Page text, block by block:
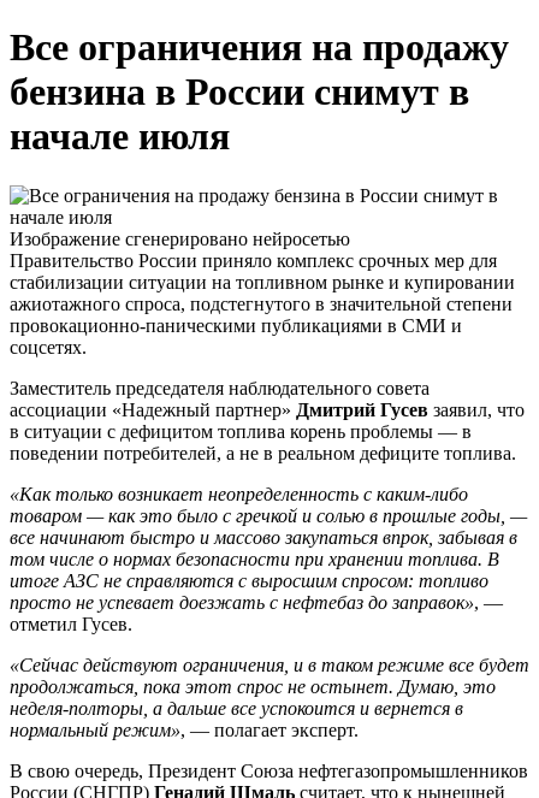
Все ограничения на продажу
бензина в России снимут в
начале июля
Изображение сгенерировано нейросетью
Правительство России приняло комплекс срочных мер для
стабилизации ситуации на топливном рынке и купировании
ажиотажного спроса, подстегнутого в значительной степени
провокационно-паническими публикациями в СМИ и
соцсетях.
Заместитель председателя наблюдательного совета
ассоциации «Надежный партнер» Дмитрий Гусев заявил, что
в ситуации с дефицитом топлива корень проблемы — в
поведении потребителей, а не в реальном дефиците топлива.
«Как только возникает неопределенность с каким-либо
товаром — как это было с гречкой и солью в прошлые годы, —
все начинают быстро и массово закупаться впрок, забывая в
том числе о нормах безопасности при хранении топлива. В
итоге АЗС не справляются с выросшим спросом: топливо
просто не успевает доезжать с нефтебаз до заправок», —
отметил Гусев.
«Сейчас действуют ограничения, и в таком режиме все будет
продолжаться, пока этот спрос не остынет. Думаю, это
неделя-полторы, а дальше все успокоится и вернется в
нормальный режим», — полагает эксперт.
В свою очередь, Президент Союза нефтегазопромышленников
России (СНГПР) Генадий Шмаль считает, что к нынешней